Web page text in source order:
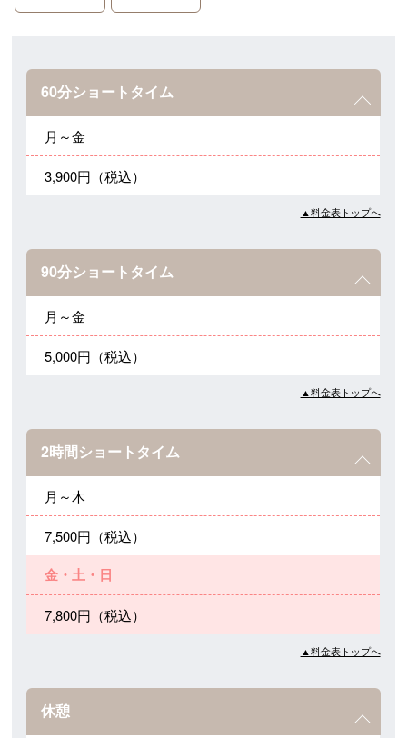
60分ショートタイム
月～金
3,900円（税込）
▲料金表トップへ
90分ショートタイム
月～金
5,000円（税込）
▲料金表トップへ
2時間ショートタイム
月～木
7,500円（税込）
金・土・日
7,800円（税込）
▲料金表トップへ
休憩